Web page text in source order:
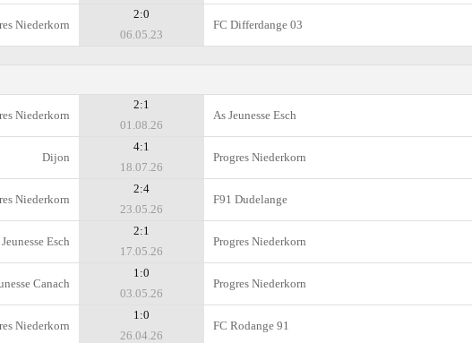
Niederkorn
2:0
06.05.23
FC Differdange 03
Niederkorn
2:1
01.08.26
As Jeunesse Esch
Dijon
4:1
18.07.26
Progres Niederkorn
Niederkorn
2:4
23.05.26
F91 Dudelange
Esch
2:1
17.05.26
Progres Niederkorn
Canach
1:0
03.05.26
Progres Niederkorn
Niederkorn
1:0
26.04.26
FC Rodange 91